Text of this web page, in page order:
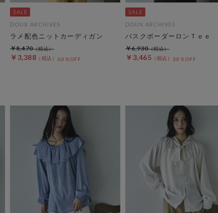
DOUX ARCHIVES
ラメ配色ニットカーディガン
￥3,388 60％OFF
￥8,470
DOUX ARCHIVES
バスクボーダーロンＴｅｅ
￥3,465 50％OFF
￥6,930